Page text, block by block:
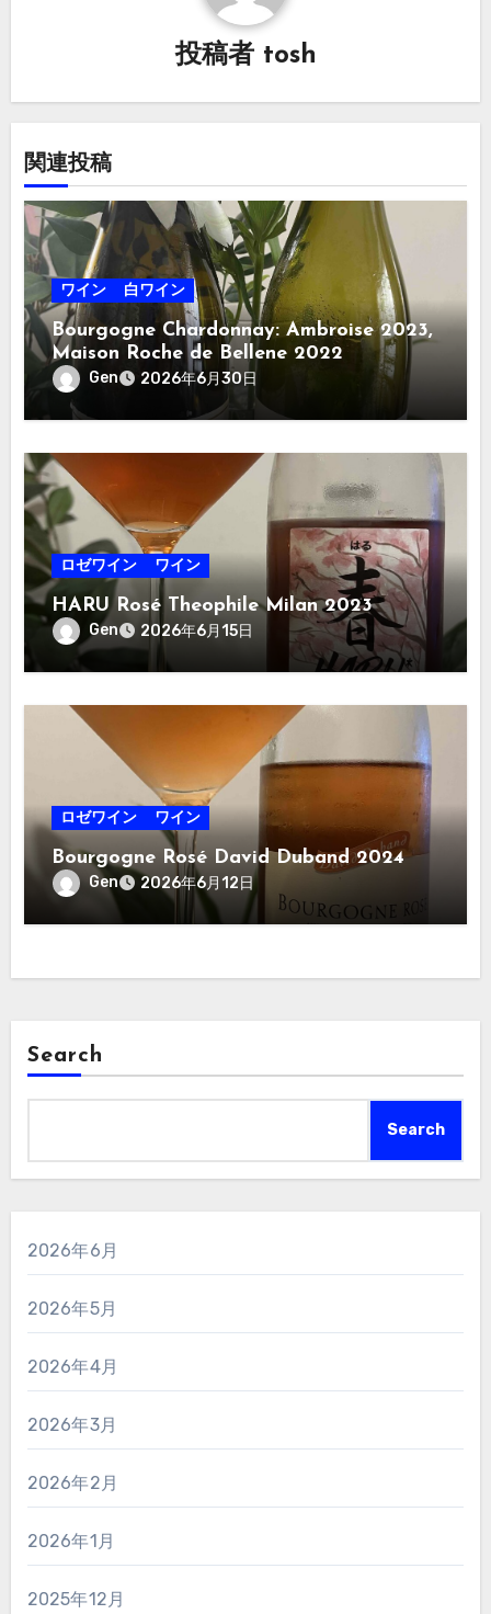
投稿者 tosh
関連投稿
ワイン 白ワイン
Bourgogne Chardonnay: Ambroise 2023,
Maison Roche de Bellene 2022
Gen 2026年6月30日
ロゼワイン ワイン
HARU Rosé Theophile Milan 2023
Gen 2026年6月15日
ロゼワイン ワイン
Bourgogne Rosé David Duband 2024
Gen 2026年6月12日
Search
Search
2026年6月
2026年5月
2026年4月
2026年3月
2026年2月
2026年1月
2025年12月